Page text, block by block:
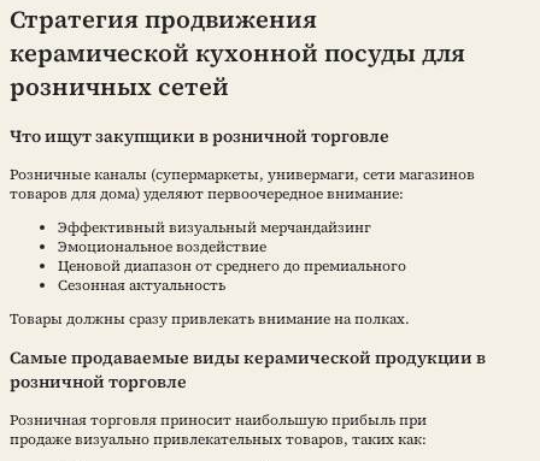
Стратегия продвижения
керамической кухонной посуды для
розничных сетей
Что ищут закупщики в розничной торговле
Розничные каналы (супермаркеты, универмаги, сети магазинов
товаров для дома) уделяют первоочередное внимание:
Эффективный визуальный мерчандайзинг
Эмоциональное воздействие
Ценовой диапазон от среднего до премиального
Сезонная актуальность
Товары должны сразу привлекать внимание на полках.
Самые продаваемые виды керамической продукции в
розничной торговле
Розничная торговля приносит наибольшую прибыль при
продаже визуально привлекательных товаров, таких как: